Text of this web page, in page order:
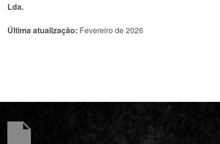
Lda.
Última atualização: Fevereiro de 2026